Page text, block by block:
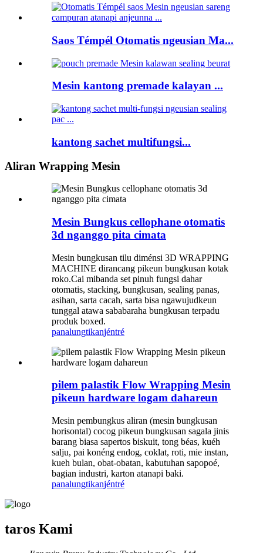
Saos Témpél Otomatis ngeusian Ma...
Mesin kantong premade kalayan ...
kantong sachet multifungsi...
Aliran Wrapping Mesin
Mesin Bungkus cellophane otomatis
3d nganggo pita cimata
Mesin bungkusan tilu diménsi 3D WRAPPING
MACHINE dirancang pikeun bungkusan kotak
roko.Cai mibanda set pinuh fungsi dahar
otomatis, stacking, bungkusan, sealing panas,
asihan, sarta cacah, sarta bisa ngawujudkeun
tunggal atawa sababaraha bungkusan terpadu
produk boxed.
panalungtikanjéntré
pilem palastik Flow Wrapping Mesin
pikeun hardware logam dahareun
Mesin pembungkus aliran (mesin bungkusan
horisontal) cocog pikeun bungkusan sagala jinis
barang biasa sapertos biskuit, tong béas, kuéh
salju, pai konéng endog, coklat, roti, mie instan,
kueh bulan, obat-obatan, kabutuhan sapopoé,
bagian industri, karton atanapi baki.
panalungtikanjéntré
taros Kami